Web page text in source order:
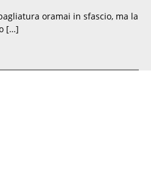
oramai in sfascio, ma la
[…]